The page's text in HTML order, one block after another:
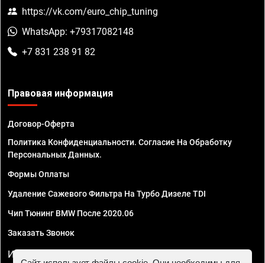
https://vk.com/euro_chip_tuning
WhatsApp: +79317082148
+7 831 238 91 82
Правовая информация
Договор-Оферта
Политика Конфиденциальности. Согласие На Обработку
Персональных Данных.
Формы Оплаты
Удаление Сажевого Фильтра На Турбо Дизеле TDI
Чип Тюнинг BMW После 2020.06
Заказать Звонок
ИП Смирнов Георгий Павлович. ИНН 781302555843,